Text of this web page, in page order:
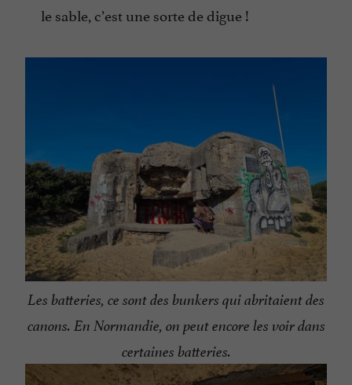
le sable, c’est une sorte de digue !
Les batteries, ce sont des bunkers qui abritaient des
canons. En Normandie, on peut encore les voir dans
certaines batteries.